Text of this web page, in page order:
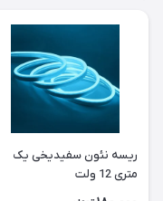
ریسه نئون سفیدیخی یک
متری 12 ولت